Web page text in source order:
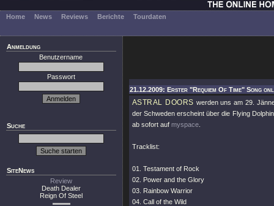
Home News Reviews Berichte Tourdaten
Anmeldung
Benutzername
Passwort
Suche
SiteNews
Review
Death Dealer
Reign Of Steel
21.12.2009: Erster "Requiem Of Time" Song
ASTRAL DOORS werden uns am 29.
der Schweden erscheint über die Flying
ab sofort auf myspace
Tracklist:
01. Testament of Rock
02. Power and the Glory
03. Rainbow Warrior
04. Call of the Wild